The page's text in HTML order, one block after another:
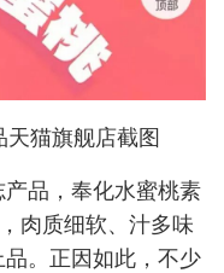
猫旗舰店截图
品，奉化水蜜桃素
肉质细软、汁多味
。正因如此，不少